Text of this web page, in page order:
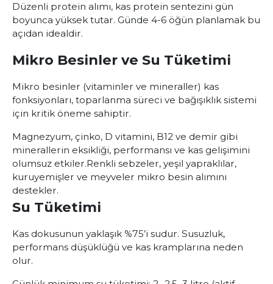
Düzenli protein alımı, kas protein sentezini gün
boyunca yüksek tutar. Günde 4-6 öğün planlamak bu
açıdan idealdir.
Mikro Besinler ve Su Tüketimi
Mikro besinler (vitaminler ve mineraller) kas
fonksiyonları, toparlanma süreci ve bağışıklık sistemi
için kritik öneme sahiptir.
Magnezyum, çinko, D vitamini, B12 ve demir gibi
minerallerin eksikliği, performansı ve kas gelişimini
olumsuz etkiler.Renkli sebzeler, yeşil yapraklılar,
kuruyemişler ve meyveler mikro besin alımını
destekler.
Su Tüketimi
Kas dokusunun yaklaşık %75’i sudur. Susuzluk,
performans düşüklüğü ve kas kramplarına neden
olur.